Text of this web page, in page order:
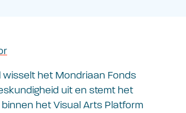
wisselt het Mondriaan Fonds
uit en stemt het
het Visual Arts Platform